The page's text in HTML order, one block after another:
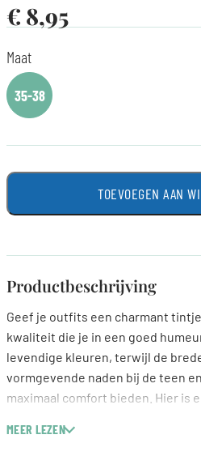
€ 8,95
Maat
35-38
TOEVOEGEN AAN
Productbeschrijving
Geef je outfits een charmant
kwaliteit die je in een goed
levendige kleuren, terwijl de
vormgevende naden bij de teen
maximaal comfort bieden. Hier is
opvallende look.
MEER LEZEN